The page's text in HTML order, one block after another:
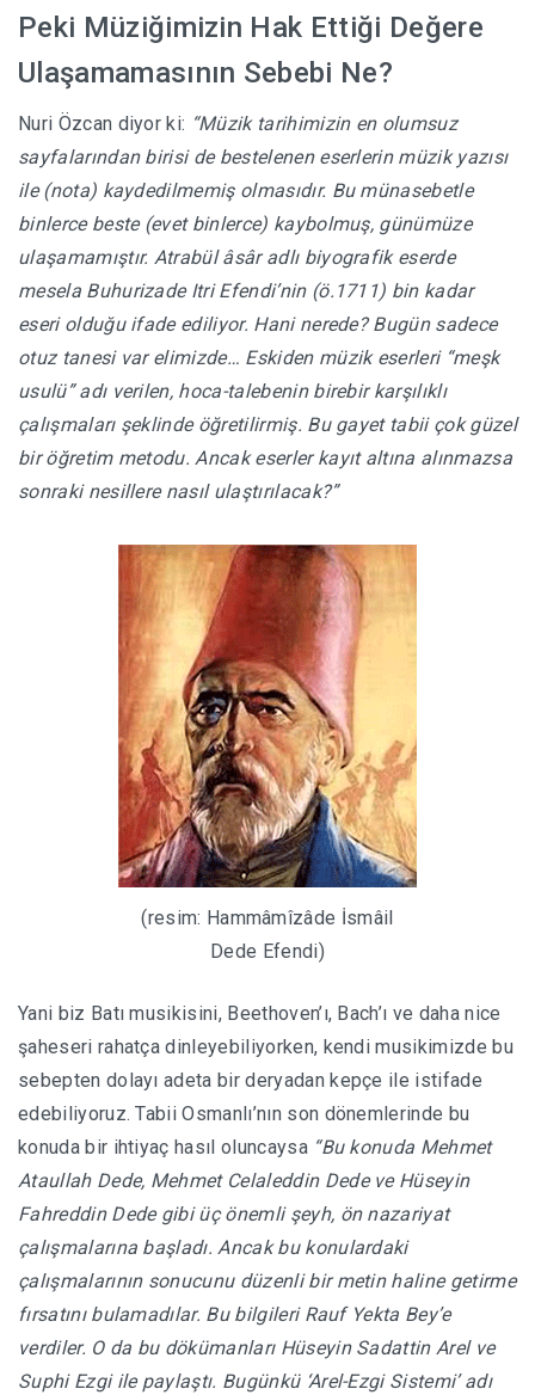
Peki Müziğimizin Hak Ettiği Değere
Ulaşamamasının Sebebi Ne?
Nuri Özcan diyor ki: “Müzik tarihimizin en olumsuz
sayfalarından birisi de bestelenen eserlerin müzik yazısı
ile (nota) kaydedilmemiş olmasıdır. Bu münasebetle
binlerce beste (evet binlerce) kaybolmuş, günümüze
ulaşamamıştır. Atrabül âsâr adlı biyografik eserde
mesela Buhurizade Itri Efendi’nin (ö.1711) bin kadar
eseri olduğu ifade ediliyor. Hani nerede? Bugün sadece
otuz tanesi var elimizde… Eskiden müzik eserleri “meşk
usulü” adı verilen, hoca-talebenin birebir karşılıklı
çalışmaları şeklinde öğretilirmiş. Bu gayet tabii çok güzel
bir öğretim metodu. Ancak eserler kayıt altına alınmazsa
sonraki nesillere nasıl ulaştırılacak?”
(resim: Hammâmîzâde İsmâil
Dede Efendi)
Yani biz Batı musikisini, Beethoven’ı, Bach’ı ve daha nice
şaheseri rahatça dinleyebiliyorken, kendi musikimizde bu
sebepten dolayı adeta bir deryadan kepçe ile istifade
edebiliyoruz. Tabii Osmanlı’nın son dönemlerinde bu
konuda bir ihtiyaç hasıl oluncaysa “Bu konuda Mehmet
Ataullah Dede, Mehmet Celaleddin Dede ve Hüseyin
Fahreddin Dede gibi üç önemli şeyh, ön nazariyat
çalışmalarına başladı. Ancak bu konulardaki
çalışmalarının sonucunu düzenli bir metin haline getirme
fırsatını bulamadılar. Bu bilgileri Rauf Yekta Bey’e
verdiler. O da bu dökümanları Hüseyin Sadattin Arel ve
Suphi Ezgi ile paylaştı. Bugünkü ‘Arel-Ezgi Sistemi’ adı